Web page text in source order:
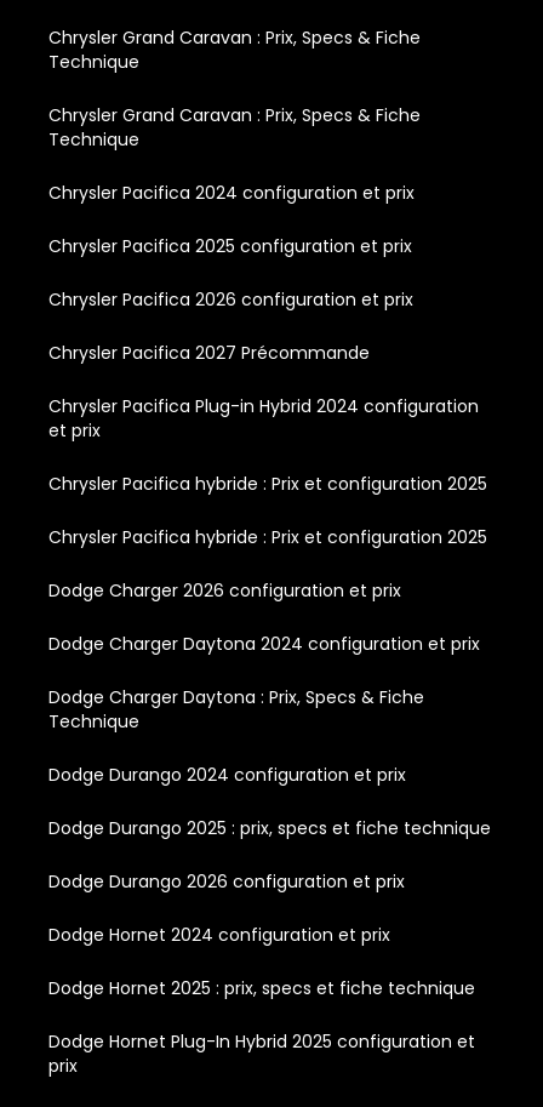
Chrysler Grand Caravan : Prix, Specs & Fiche
Technique
Chrysler Grand Caravan : Prix, Specs & Fiche
Technique
Chrysler Pacifica 2024 configuration et prix
Chrysler Pacifica 2025 configuration et prix
Chrysler Pacifica 2026 configuration et prix
Chrysler Pacifica 2027 Précommande
Chrysler Pacifica Plug-in Hybrid 2024 configuration
et prix
Chrysler Pacifica hybride : Prix et configuration 2025
Chrysler Pacifica hybride : Prix et configuration 2025
Dodge Charger 2026 configuration et prix
Dodge Charger Daytona 2024 configuration et prix
Dodge Charger Daytona : Prix, Specs & Fiche
Technique
Dodge Durango 2024 configuration et prix
Dodge Durango 2025 : prix, specs et fiche technique
Dodge Durango 2026 configuration et prix
Dodge Hornet 2024 configuration et prix
Dodge Hornet 2025 : prix, specs et fiche technique
Dodge Hornet Plug-In Hybrid 2025 configuration et
prix